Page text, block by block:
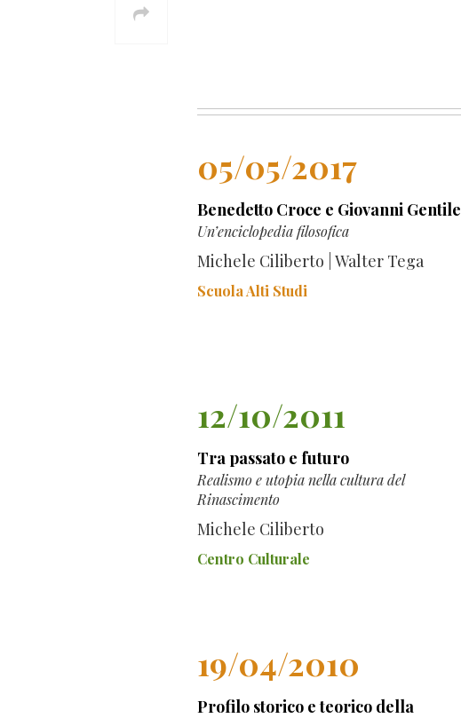
05/05/2017
Benedetto Croce e Giovanni Gentile
Un’enciclopedia filosofica
Michele Ciliberto | Walter Tega
Scuola Alti Studi
12/10/2011
Tra passato e futuro
Realismo e utopia nella cultura del
Rinascimento
Michele Ciliberto
Centro Culturale
19/04/2010
Profilo storico e teorico della